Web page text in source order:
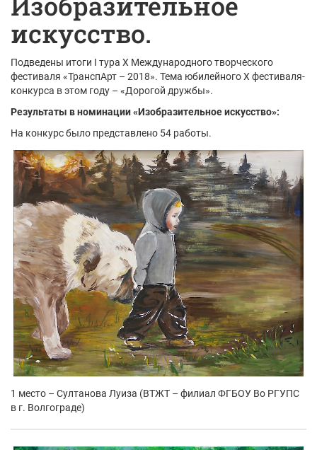
искусство.
Подведены итоги I тура X Международного творческого
фестиваля «ТранспАрт – 2018». Тема юбилейного Х фестиваля-
конкурса в этом году – «Дорогой дружбы».
Результаты в номинации «Изобразительное искусство»:
На конкурс было представлено 54 работы.
1 место – Султанова Луиза (ВТЖТ – филиал ФГБОУ Во РГУПС
в г. Волгограде)